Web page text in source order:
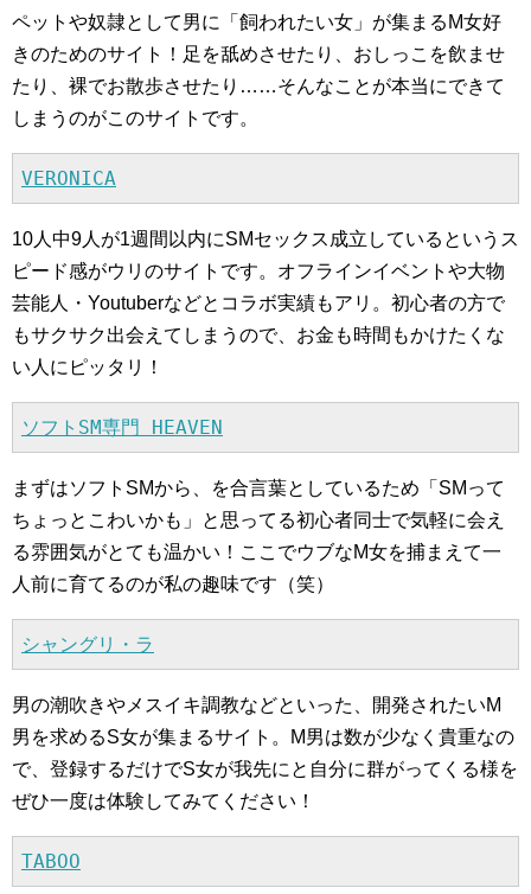
ペットや奴隷として男に「飼われたい女」が集まるM女好
きのためのサイト！足を舐めさせたり、おしっこを飲ませ
たり、裸でお散歩させたり……そんなことが本当にできて
しまうのがこのサイトです。
VERONICA
10人中9人が1週間以内にSMセックス成立しているというス
ピード感がウリのサイトです。オフラインイベントや大物
芸能人・Youtuberなどとコラボ実績もアリ。初心者の方で
もサクサク出会えてしまうので、お金も時間もかけたくな
い人にピッタリ！
ソフトSM専門 HEAVEN
まずはソフトSMから、を合言葉としているため「SMって
ちょっとこわいかも」と思ってる初心者同士で気軽に会え
る雰囲気がとても温かい！ここでウブなM女を捕まえて一
人前に育てるのが私の趣味です（笑）
シャングリ・ラ
男の潮吹きやメスイキ調教などといった、開発されたいM
男を求めるS女が集まるサイト。M男は数が少なく貴重なの
で、登録するだけでS女が我先にと自分に群がってくる様を
ぜひ一度は体験してみてください！
TABOO